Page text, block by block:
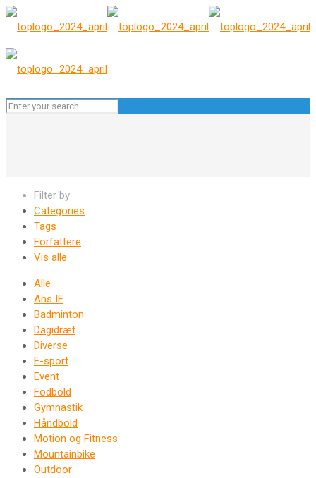
Filter by
Categories
Tags
Forfattere
Vis alle
Alle
Ans IF
Badminton
Dagidræt
Diverse
E-sport
Event
Fodbold
Gymnastik
Håndbold
Motion og Fitness
Mountainbike
Outdoor